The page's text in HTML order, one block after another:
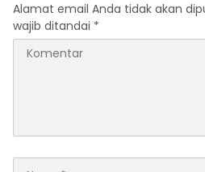
Alamat email Anda tidak akan
wajib ditandai *